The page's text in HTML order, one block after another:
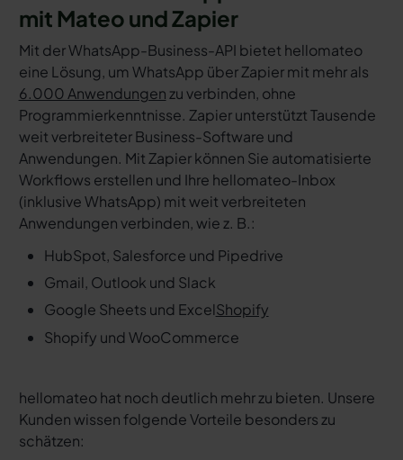
mit Mateo und Zapier
Mit der WhatsApp-Business-API bietet hellomateo
eine Lösung, um WhatsApp über Zapier mit mehr als
6.000 Anwendungenzu verbinden, ohne
Programmierkenntnisse. Zapier unterstützt Tausende
weit verbreiteter Business-Software und
Anwendungen. Mit Zapier können Sie automatisierte
Workflows erstellen und Ihre hellomateo-Inbox
(inklusive WhatsApp) mit weit verbreiteten
Anwendungen verbinden, wie z. B.:
HubSpot, Salesforce und Pipedrive
Gmail, Outlook und Slack
Google Sheets und ExcelShopify
Shopify und WooCommerce
hellomateo hat noch deutlich mehr zu bieten. Unsere
Kunden wissen folgende Vorteile besonders zu
schätzen: